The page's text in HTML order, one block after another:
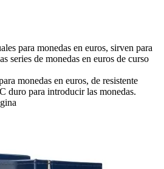
para monedas en euros, sirven para
series de monedas en euros de curso
monedas en euros, de resistente
duro para introducir las monedas.